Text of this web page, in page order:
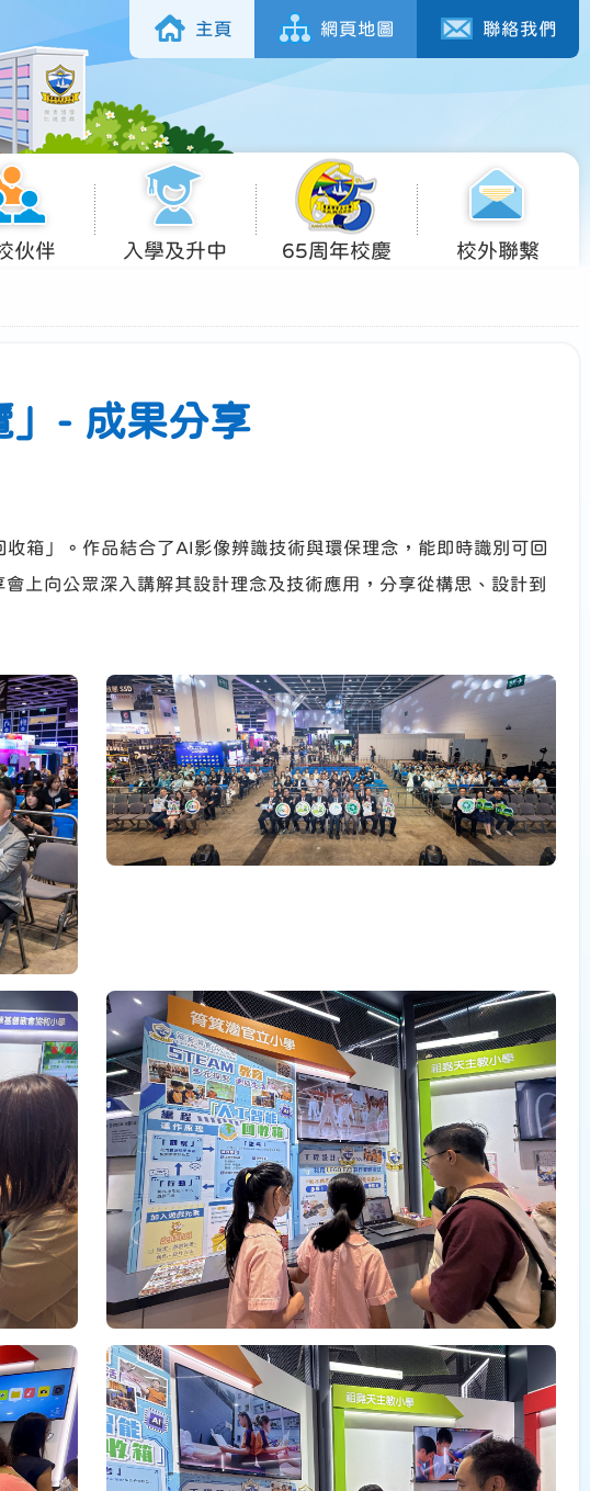
主頁 網頁地圖 聯絡我們
伙伴 入學及升中 65周年校慶 校外聯繫
- 成果分享
箱」。作品結合了AI影像辨識技術與環保理念，能即時識別可回
上向公眾深入講解其設計理念及技術應用，分享從構思、設計到